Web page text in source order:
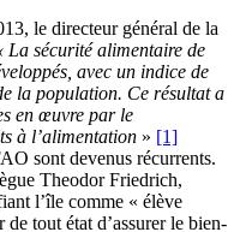
le directeur général de la
La sécurité alimentaire de
avec un indice de
la population. Ce résultat a
en œuvre par le
à l’alimentation » [1]
sont devenus récurrents.
Theodor Friedrich,
l’île comme « élève
tout état d’assurer le bien-